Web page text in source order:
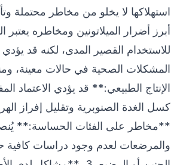
استهلاكها لا يخلو من مخاطر محتملة
أبرز أضرار الميلاتونين ومخاطره يعتبر
للاستخدام القصير المدى، لكنه قد
الإنتاج الطبيعي:** قد يؤدي الاعتماد
**مخاطر على الفئات الحساسة:**
والمرضعات لعدم وجود دراسات كافية